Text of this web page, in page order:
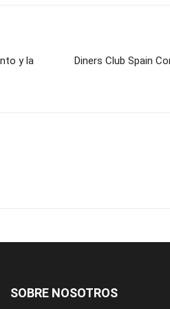
y la
Diners Club Spain
SOBRE NOSOTROS